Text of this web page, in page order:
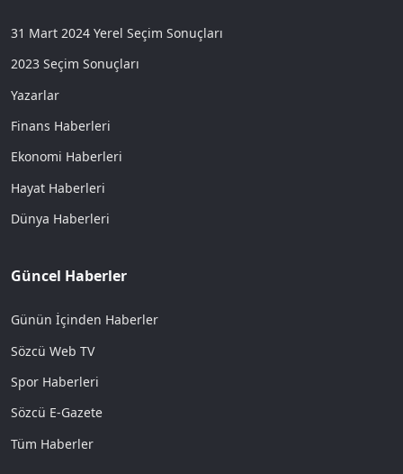
31 Mart 2024 Yerel Seçim Sonuçları
2023 Seçim Sonuçları
Yazarlar
Finans Haberleri
Ekonomi Haberleri
Hayat Haberleri
Dünya Haberleri
Güncel Haberler
Günün İçinden Haberler
Sözcü Web TV
Spor Haberleri
Sözcü E-Gazete
Tüm Haberler